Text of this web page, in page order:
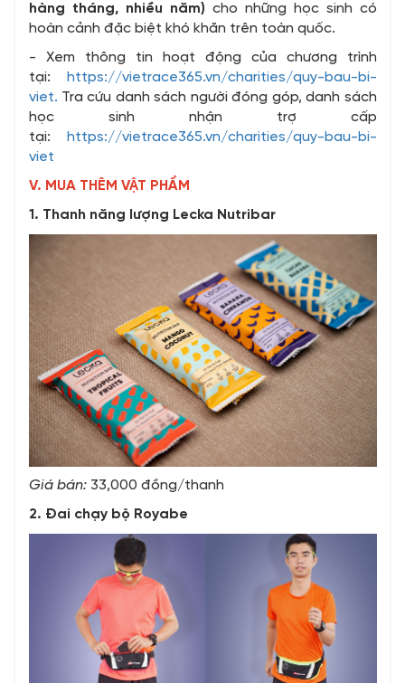
hàng tháng, nhiều năm) cho những học sinh có
hoàn cảnh đặc biệt khó khăn trên toàn quốc.
- Xem thông tin hoạt động của chương trình
tại:
https://vietrace365.vn/charities/quy-bau-bi-
viet. Tra cứu danh sách người đóng góp, danh sách
học sinh nhận trợ cấp
tại:
https://vietrace365.vn/charities/quy-bau-bi-
viet
V. MUA THÊM VẬT PHẨM
1. Thanh năng lượng Lecka Nutribar
Giá bán: 33,000 đồng/thanh
2. Đai chạy bộ Royabe